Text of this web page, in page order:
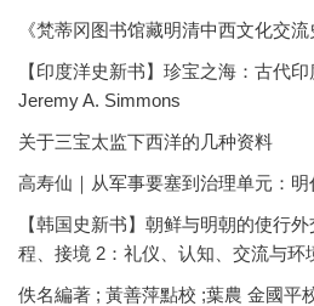
《梵蒂冈图书馆藏明清中西文化交
【印度洋史新书】珍宝之海：古代
Jeremy A. Simmons
关于三宝太监下西洋的几种资料
高寿仙｜从军事要塞到治理单元：
【韩国史新书】朝鲜与明朝的使行
程、接境 2：礼仪、认知、交流与环
佚名編著 ; 黃善萍點校 ;葉農 金國平